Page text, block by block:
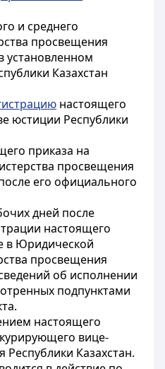
и среднего
просвещения
установленном
Казахстан
настоящего
юстиции Республики
приказа на
просвещения
его официального
дней после
настоящего
в Юридической
просвещения
об исполнении
подпунктами
настоящего
вице-
Казахстан.